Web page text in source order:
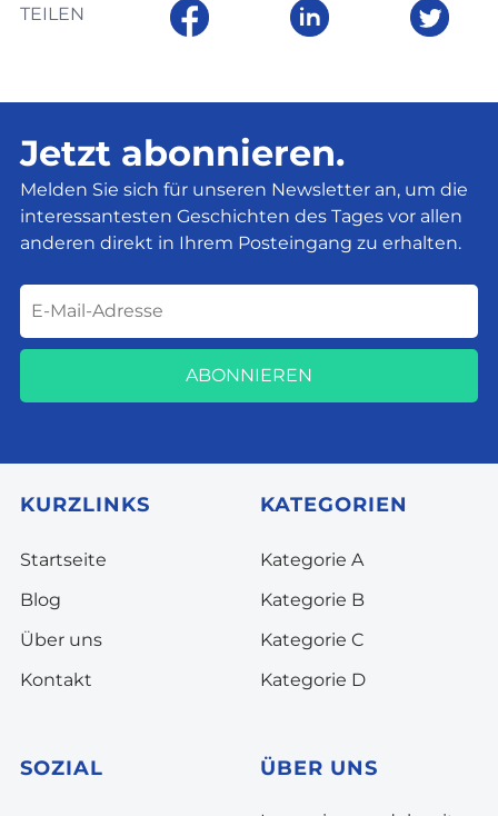
TEILEN
Jetzt abonnieren.
Melden Sie sich für unseren Newsletter an, um die
interessantesten Geschichten des Tages vor allen
anderen direkt in Ihrem Posteingang zu erhalten.
ABONNIEREN
KURZLINKS
Startseite
Blog
Über uns
Kontakt
KATEGORIEN
Kategorie A
Kategorie B
Kategorie C
Kategorie D
SOZIAL ÜBER UNS